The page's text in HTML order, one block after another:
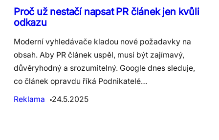
Proč už nestačí napsat PR článek jen kvůli
odkazu
Moderní vyhledávače kladou nové požadavky na
obsah. Aby PR článek uspěl, musí být zajímavý,
důvěryhodný a srozumitelný. Google dnes sleduje,
co článek opravdu říká Podnikatelé…
Reklama
24.5.2025